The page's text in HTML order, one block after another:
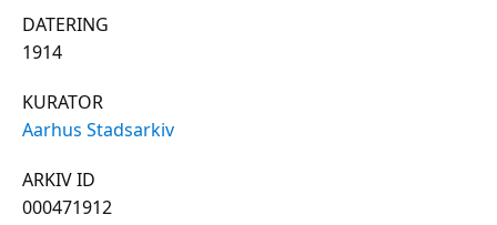
DATERING
1914
KURATOR
Aarhus Stadsarkiv
ARKIV ID
000471912